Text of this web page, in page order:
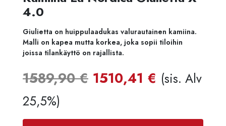
4.0
Giulietta on huippulaadukas valurautainen kamiina.
Malli on kapea mutta korkea, joka sopii tiloihin
joissa tilankäyttö on rajallista.
1589,90€ Alkuperäinen
1510,41 € Nykyinen
(sis. Alv
25,5%)